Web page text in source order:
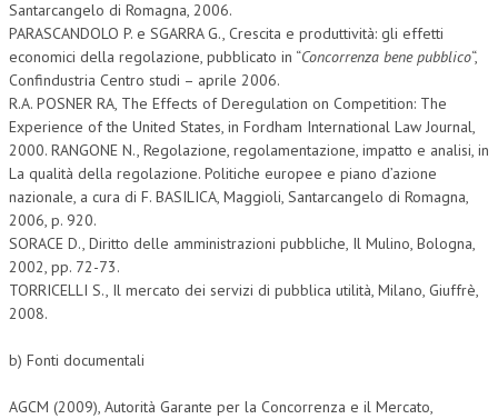
Santarcangelo di Romagna, 2006.
PARASCANDOLO P. e SGARRA G., Crescita e produttività: gli effetti
economici della regolazione, pubblicato in “Concorrenza bene pubblico“,
Confindustria Centro studi – aprile 2006.
R.A. POSNER RA, The Effects of Deregulation on Competition: The
Experience of the United States, in Fordham International Law Journal,
2000. RANGONE N., Regolazione, regolamentazione, impatto e analisi, in
La qualità della regolazione. Politiche europee e piano d’azione
nazionale, a cura di F. BASILICA, Maggioli, Santarcangelo di Romagna,
2006, p. 920.
SORACE D., Diritto delle amministrazioni pubbliche, Il Mulino, Bologna,
2002, pp. 72-73.
TORRICELLI S., Il mercato dei servizi di pubblica utilità, Milano, Giuffrè,
2008.
b) Fonti documentali
AGCM (2009), Autorità Garante per la Concorrenza e il Mercato,